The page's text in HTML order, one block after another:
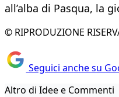
all’alba di Pasqua, la
© RIPRODUZIONE
Seguici anche su
Altro di Idee e Commenti